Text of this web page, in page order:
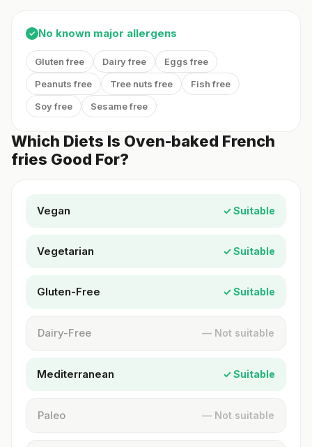
✓ No known major allergens
Gluten free Dairy free
Eggs free
Peanuts free
Tree nuts free
Fish free
Soy free
Sesame free
Which Diets Is Oven-baked French
fries Good For?
Vegan ✓ Suitable
Vegetarian ✓ Suitable
Gluten-Free ✓ Suitable
Dairy-Free — Not suitable
Mediterranean ✓ Suitable
Paleo — Not suitable